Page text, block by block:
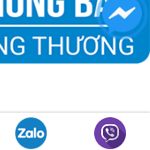
right Reserved | WEB